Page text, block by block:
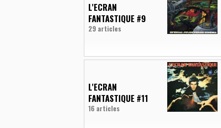
L'ECRAN
FANTASTIQUE #9
29 articles
L'ECRAN
FANTASTIQUE #11
16 articles